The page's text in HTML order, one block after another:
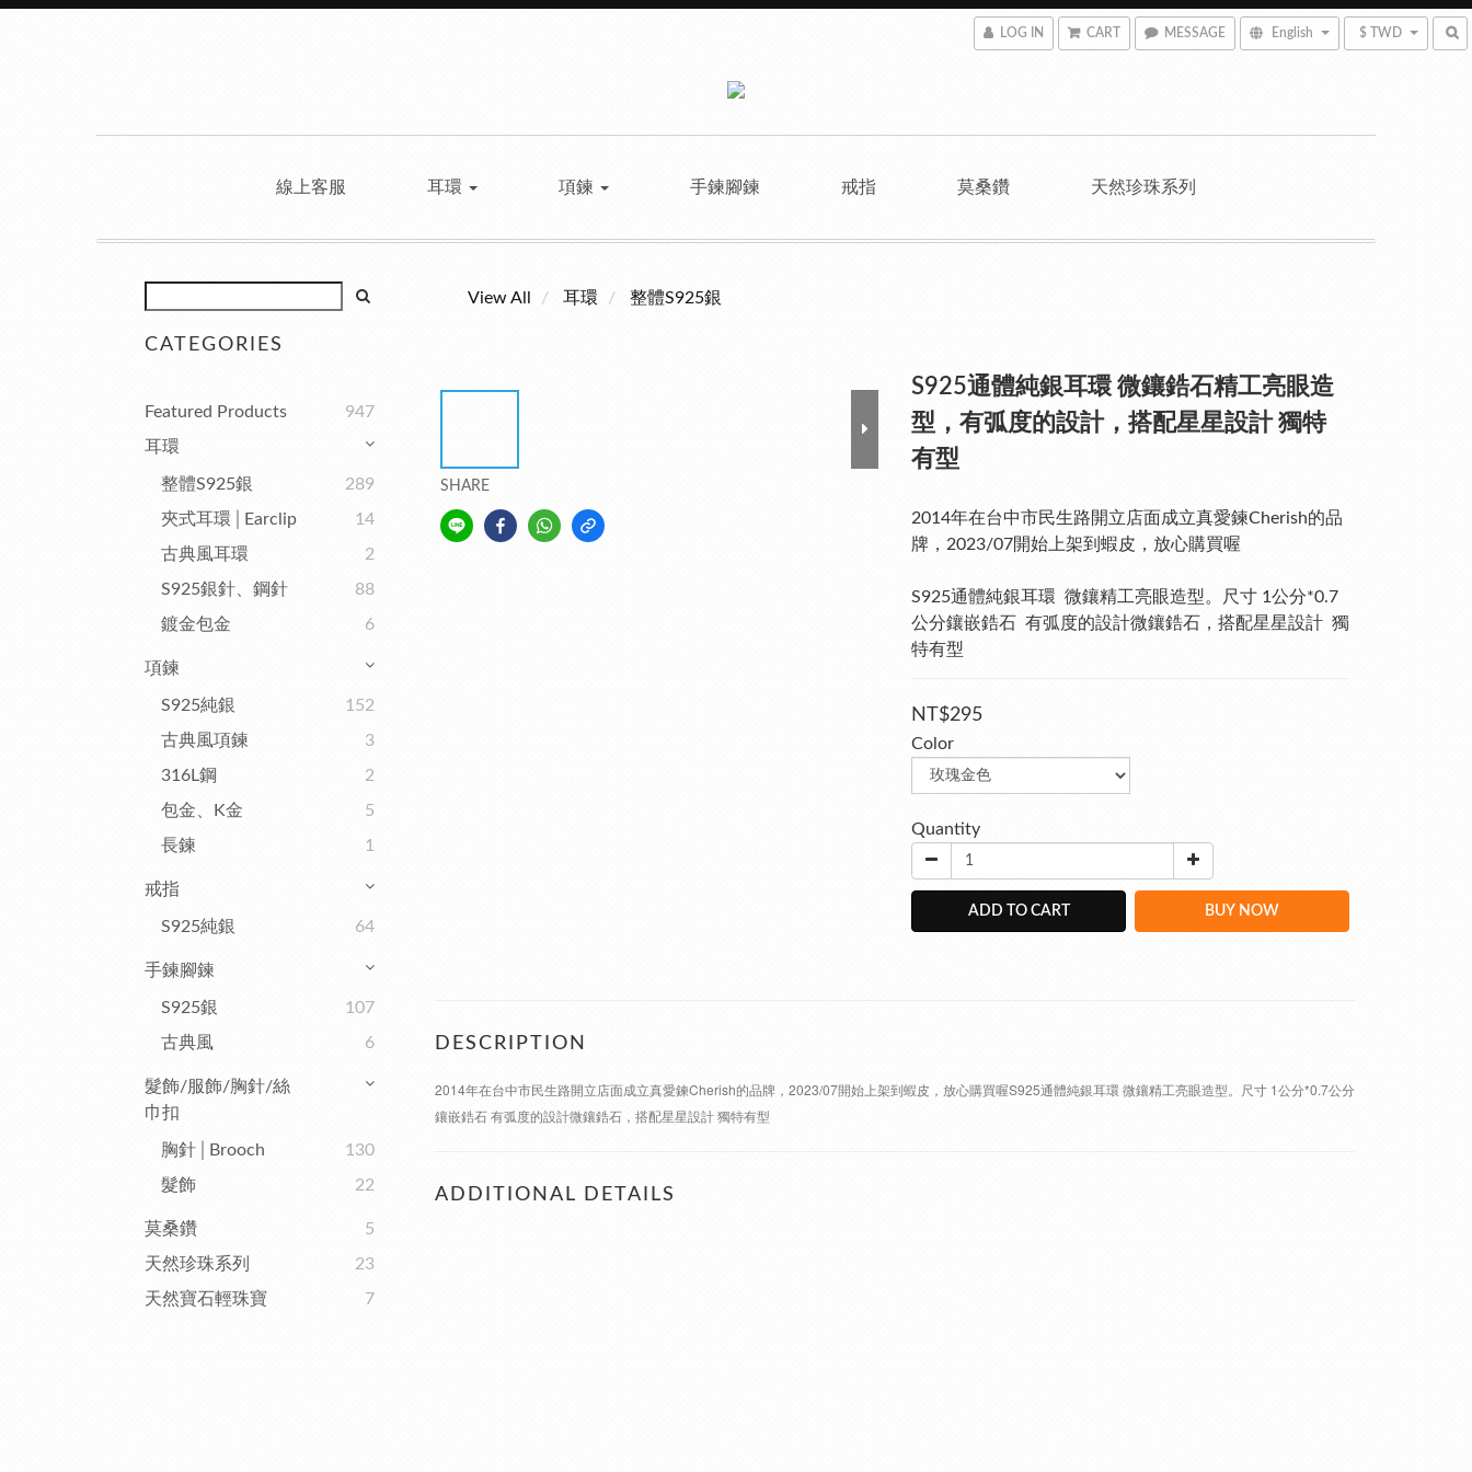
LOG IN CART MESSAGE English $ TWD
線上客服 耳環 項鍊 手鍊腳鍊 戒指 莫桑鑽 天然珍珠系列
CATEGORIES
Featured Products
947
耳環
整體S925銀
289
夾式耳環│Earclip
14
古典風耳環
2
S925銀針、鋼針
88
鍍金包金
6
項鍊
S925純銀
152
古典風項鍊
3
316L鋼
2
包金、K金
5
長鍊
1
戒指
S925純銀 64
手鍊腳鍊
S925銀
107
古典風
6
髮飾/服飾/胸針/絲
巾扣
胸針│Brooch
130
髮飾
22
莫桑鑽
5
天然珍珠系列
23
天然寶石輕珠寶
7
View All 耳環 整體S925銀
SHARE
S925通體純銀耳環 微鑲鋯石精工亮眼造
型，有弧度的設計，搭配星星設計 獨特
有型
2014年在台中市民生路開立店面成立真愛鍊Cherish的品
牌，2023/07開始上架到蝦皮，放心購買喔
S925通體純銀耳環  微鑲精工亮眼造型。尺寸 1公分*0.7
公分鑲嵌鋯石  有弧度的設計微鑲鋯石，搭配星星設計  獨
特有型
NT$295
Color
Quantity
ADD TO CART BUY NOW
DESCRIPTION
2014年在台中市民生路開立店面成立真愛鍊Cherish的品牌，2023/07開始上架到蝦皮，放心購買喔S925通體純銀耳環 微鑲精工亮眼造型。尺寸 1公分*0.7公分
鑲嵌鋯石 有弧度的設計微鑲鋯石，搭配星星設計 獨特有型
ADDITIONAL DETAILS